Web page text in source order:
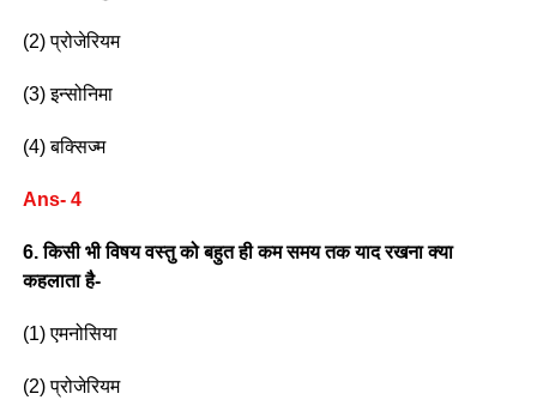
(2) प्रोजेरियम
(3) इन्सोनिमा
(4) बक्सिज्म
Ans- 4
6. किसी भी विषय वस्तु को बहुत ही कम समय तक याद रखना क्या
कहलाता है-
(1) एमनोसिया
(2) प्रोजेरियम